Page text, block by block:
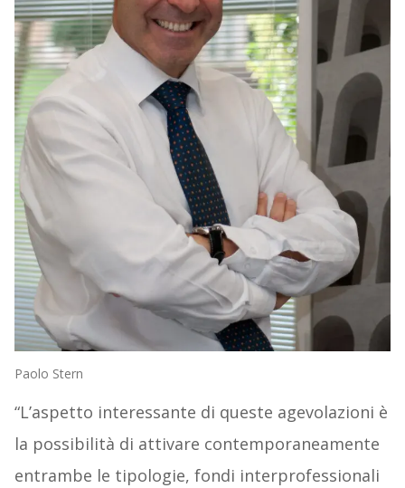
Paolo Stern
“L’aspetto interessante di queste agevolazioni è
la possibilità di attivare contemporaneamente
entrambe le tipologie, fondi interprofessionali